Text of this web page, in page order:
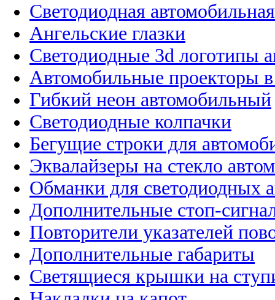
Светодиодная
Ангельские глазки
Светодиодные 3d логотипы
Автомобильные проекторы
Гибкий неон автомобильный
Светодиодные колпачки
Бегущие строки для
Эквалайзеры на стекло
Обманки для светодиодных
Дополнительные стоп-
Повторители указателей
Дополнительные габариты
Светящиеся крышки на